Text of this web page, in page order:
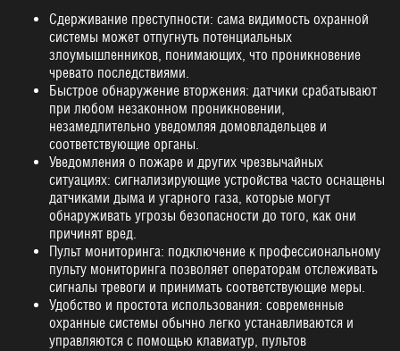
Статьи
Примеры договоров
Реквизиты
КОМПАНИЯ
Вакансии
Контакты
Офис, пн-пт: 8.30 - 17.30
8 (4012) 35-39-85
Дежурная часть: 24 / 7
Сдерживание преступности: сама видимость охранной
системы может отпугнуть потенциальных
злоумышленников, понимающих, что проникновение
чревато последствиями.
Быстрое обнаружение вторжения: датчики срабатывают
при любом незаконном проникновении,
незамедлительно уведомляя домовладельцев и
соответствующие органы.
Уведомления о пожаре и других чрезвычайных
ситуациях: сигнализирующие устройства часто оснащены
датчиками дыма и угарного газа, которые могут
обнаруживать угрозы безопасности до того, как они
причинят вред.
Пульт мониторинга: подключение к профессиональному
пульту мониторинга позволяет операторам отслеживать
сигналы тревоги и принимать соответствующие меры.
Удобство и простота использования: современные
охранные системы обычно легко устанавливаются и
управляются с помощью клавиатур, пультов